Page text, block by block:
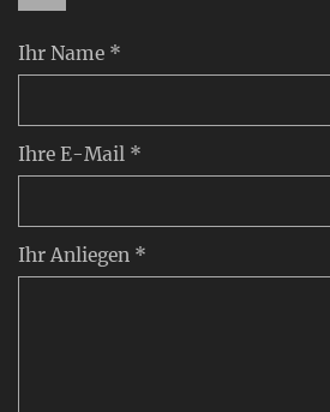
Ihr Name *
Ihre E-Mail *
Ihr Anliegen *